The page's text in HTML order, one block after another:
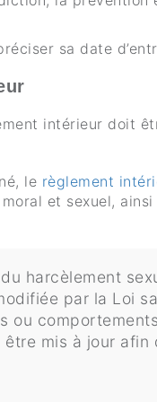
sa date
intérieur doit
le règlement
et sexuel,
harcèlement
par la Loi
ou
mis à jour